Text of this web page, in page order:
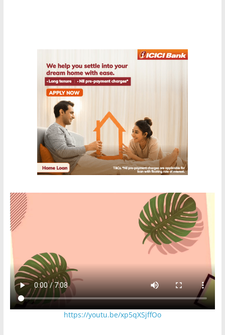
k
https://youtu.be/xp5qXSjffOo